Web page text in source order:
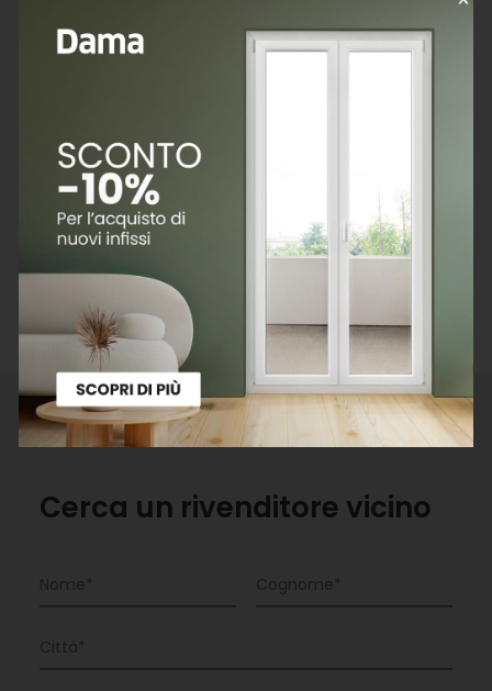
arrecare danno agli utilizzatori degli edifici.
costituire una minaccia per l’igiene o la salute e la
sicurezza dei loro occupanti. Per rispondere a questo
obiettivo, la Commissione Europea ha incaricato il
CEN di sviluppare un metodo di prova armonizzato
Volatili) e SVOC (Composti Organici Semi Volatili)
dei prodotti da costruzione.
Cerca un rivenditore vicino